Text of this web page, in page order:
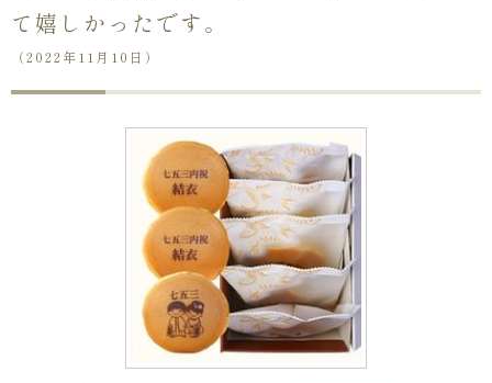
て嬉しかったです。
（2022年11月10日）